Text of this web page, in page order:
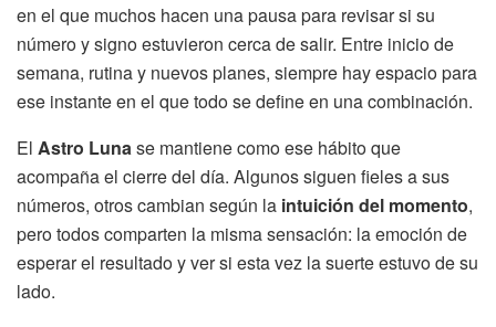
en el que muchos hacen una pausa para revisar si su
número y signo estuvieron cerca de salir. Entre inicio de
semana, rutina y nuevos planes, siempre hay espacio para
ese instante en el que todo se define en una combinación.
El Astro Lunase mantiene como ese hábito que
acompaña el cierre del día. Algunos siguen fieles a sus
números, otros cambian según la intuición del momento,
pero todos comparten la misma sensación: la emoción de
esperar el resultado y ver si esta vez la suerte estuvo de su
lado.